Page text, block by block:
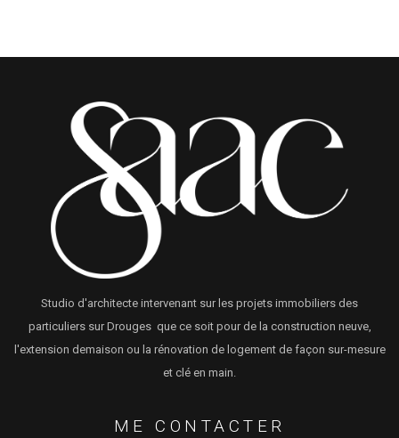
Studio d'architecte intervenant sur les projets immobiliers des
particuliers sur Drouges que ce soit pour de la construction neuve,
l'extension demaison ou la rénovation de logement de façon sur-mesure
et clé en main.
ME CONTACTER